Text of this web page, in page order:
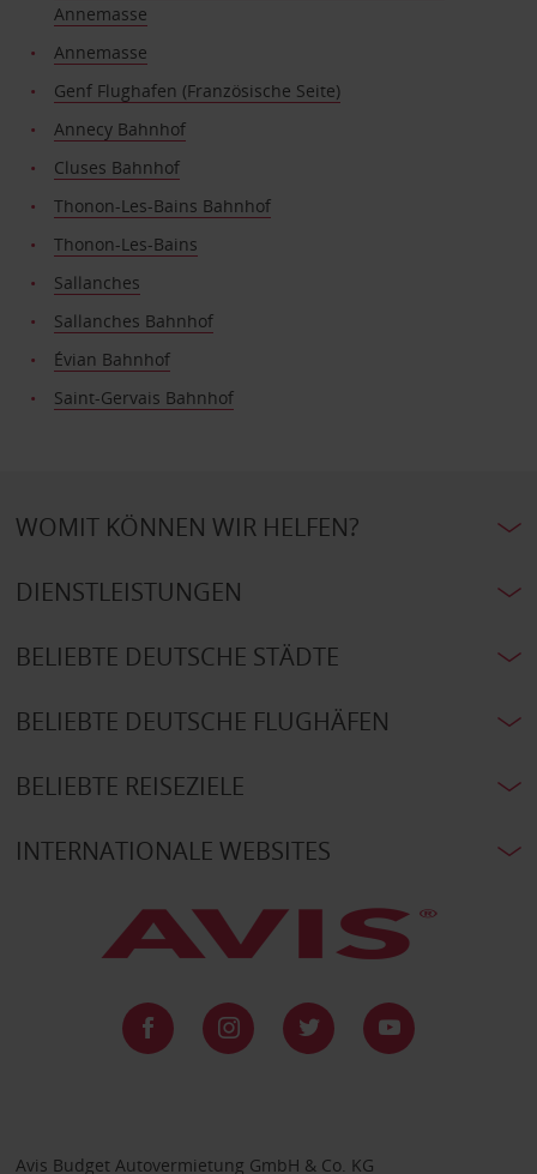
Annemasse
Annemasse
Genf Flughafen (Französische Seite)
Annecy Bahnhof
Cluses Bahnhof
Thonon-Les-Bains Bahnhof
Thonon-Les-Bains
Sallanches
Sallanches Bahnhof
Évian Bahnhof
Saint-Gervais Bahnhof
WOMIT KÖNNEN WIR HELFEN?
DIENSTLEISTUNGEN
BELIEBTE DEUTSCHE STÄDTE
BELIEBTE DEUTSCHE FLUGHÄFEN
BELIEBTE REISEZIELE
INTERNATIONALE WEBSITES
Avis Budget Autovermietung GmbH & Co. KG